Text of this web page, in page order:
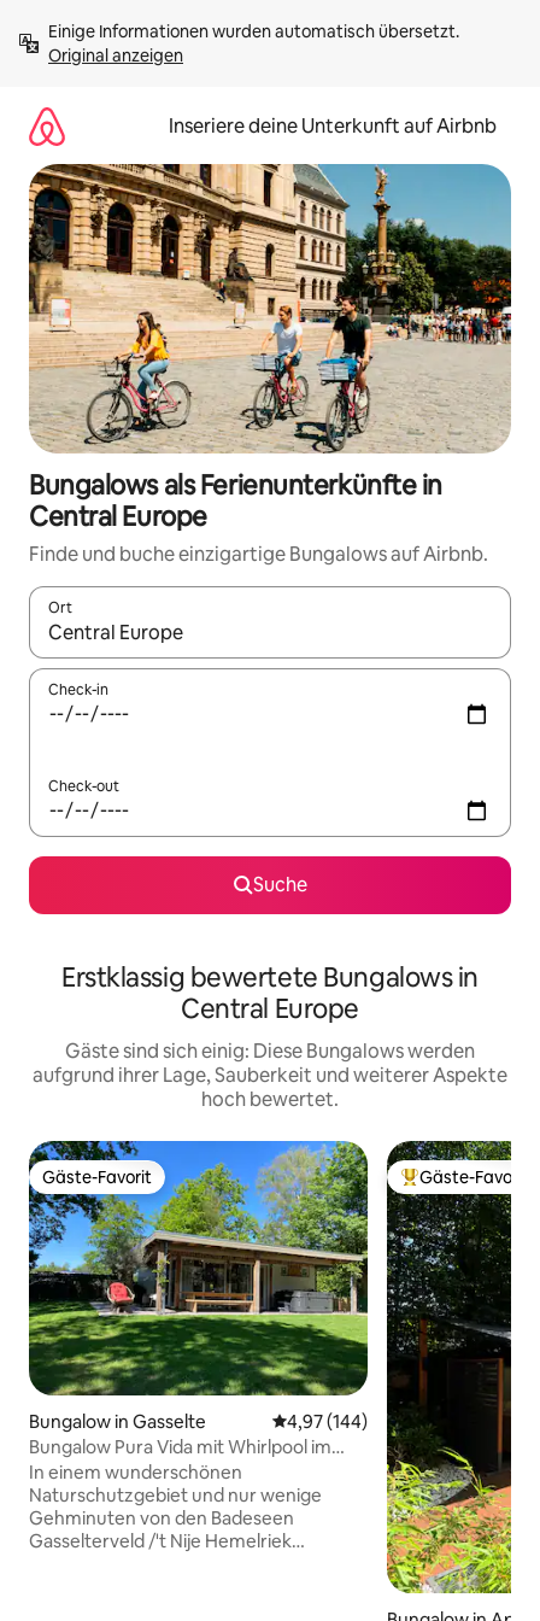
Inhalten
springenOriginal anzeigen
Inseriere deine Unterkunft auf Airbnb
Bungalows als Ferienunterkünfte in
Central Europe
Finde und buche einzigartige Bungalows auf Airbnb.
Ort
Wenn Ergebnisse verfügbar sind, navigiere mit den
Check-in
Check-out
Suche
Erstklassig bewertete Bungalows in
Central Europe
Gäste sind sich einig: Diese Bungalows werden
aufgrund ihrer Lage, Sauberkeit und weiterer Aspekte
hoch bewertet.
Gäste-Favorit
Gäste-Favorit
Bungalow in Gasselte Durchschnittliche Bewertung:
4,97 (144)
Bungalow Pura Vida mit Whirlpool im
Naturschutzgebiet
In einem wunderschönen
Naturschutzgebiet und nur wenige
Gehminuten von den Badeseen
Gasselterveld /'t Nije Hemelriek
Beliebter Gäste-
Gäste-Favorit